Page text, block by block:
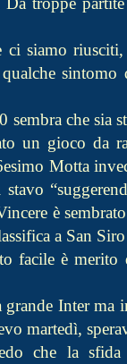
ci siamo
sembra che sia
un gioco da
Motta
è
a San
facile è
Inter ma
martedì,
che la